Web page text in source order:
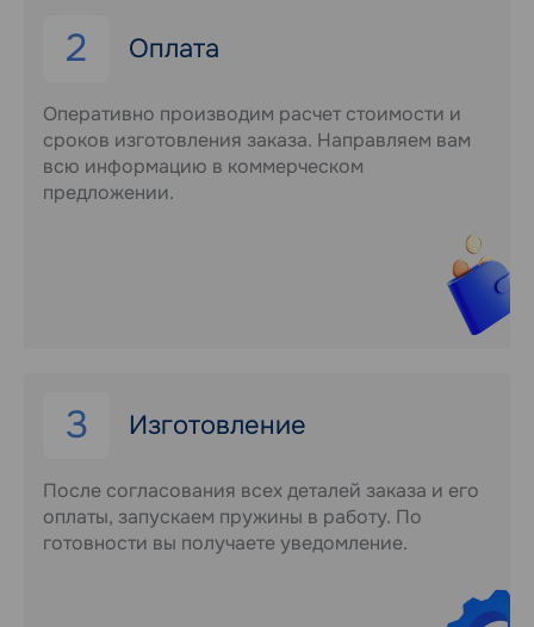
2 Оплата
Оперативно производим расчет стоимости и
сроков изготовления заказа. Направляем вам
всю информацию в коммерческом
предложении.
3 Изготовление
После согласования всех деталей заказа и его
оплаты, запускаем пружины в работу. По
готовности вы получаете уведомление.